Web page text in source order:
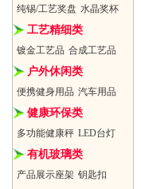
纯锡/工艺奖盘 水晶奖杯
工艺精细类
镀金工艺品 合成工艺品
户外休闲类
便携健身用品 汽车用品
健康环保类
多功能健康秤 LED台灯
有机玻璃类
产品展示座架 钥匙扣